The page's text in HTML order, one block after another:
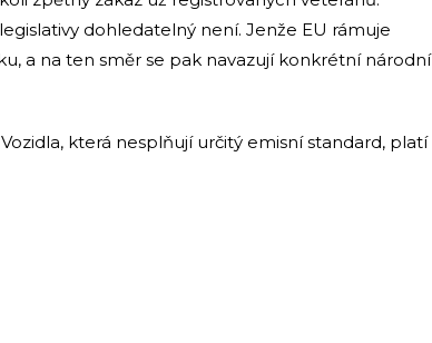
dohledatelný není. Jenže EU rámuje
a na ten směr se pak navazují konkrétní národní
která nesplňují určitý emisní standard, platí